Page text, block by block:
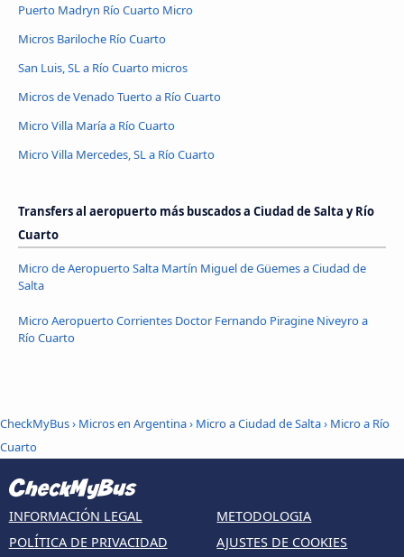
Puerto Madryn Río Cuarto Micro
Micros Bariloche Río Cuarto
San Luis, SL a Río Cuarto micros
Micros de Venado Tuerto a Río Cuarto
Micro Villa María a Río Cuarto
Micro Villa Mercedes, SL a Río Cuarto
Transfers al aeropuerto más buscados a Ciudad de Salta y Río
Cuarto
Micro de Aeropuerto Salta Martín Miguel de Güemes a Ciudad de
Salta
Micro Aeropuerto Corrientes Doctor Fernando Piragine Niveyro a
Río Cuarto
CheckMyBus› Micros en Argentina› Micro a Ciudad de Salta› Micro a Río
Cuarto
INFORMACIÓN LEGAL
POLÍTICA DE PRIVACIDAD
METODOLOGIA
AJUSTES DE COOKIES